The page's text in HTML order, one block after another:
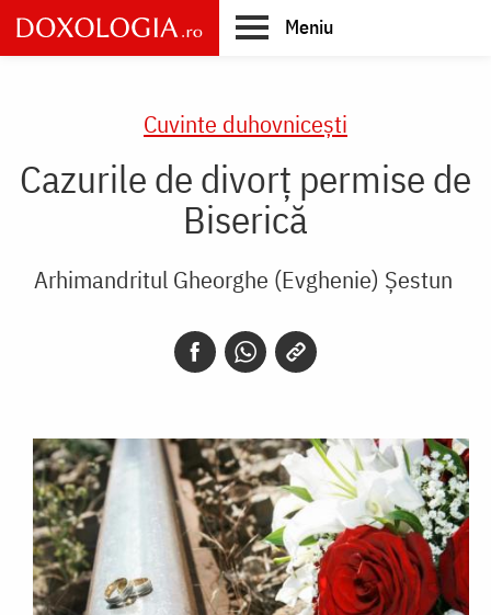
Skip
to
main
Meniu
Cuvinte duhovnicești
Cazurile de divorţ permise de
Biserică
Arhimandritul Gheorghe (Evghenie) Șestun